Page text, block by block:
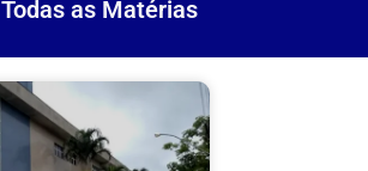
Todas as Matérias